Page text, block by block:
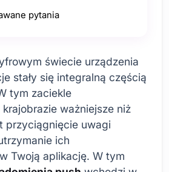
pytania
świecie urządzenia
stały się integralną częścią
tym zaciekle
ważniejsze niż
przyciągnięcie uwagi
ich
Twoją aplikację. W tym